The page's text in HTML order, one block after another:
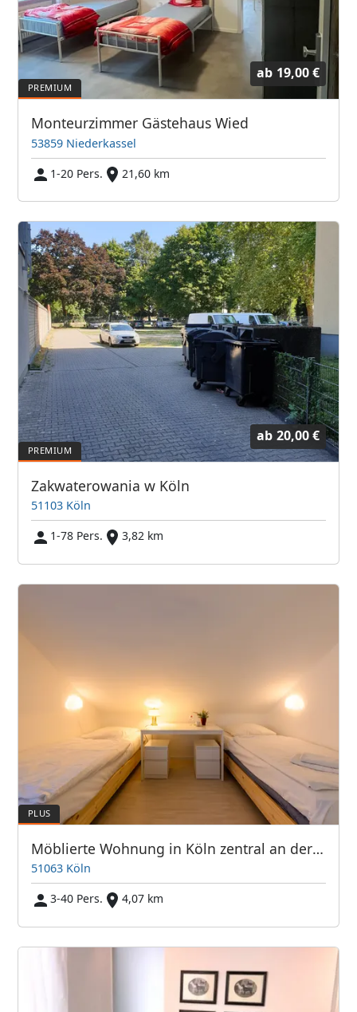
ab 19,00 €
Monteurzimmer Gästehaus Wied
53859 Niederkassel
1-20 Pers.
21,60 km
ab 20,00 €
Zakwaterowania w Köln
51103 Köln
1-78 Pers.
3,82 km
Möblierte Wohnung in Köln zentral an der Messe
51063 Köln
3-40 Pers.
4,07 km